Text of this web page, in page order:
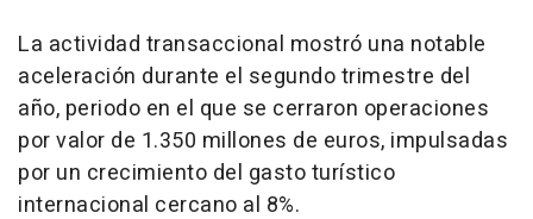
La actividad transaccional mostró una notable
aceleración durante el segundo trimestre del
año, periodo en el que se cerraron operaciones
por valor de 1.350 millones de euros, impulsadas
por un crecimiento del gasto turístico
internacional cercano al 8%.